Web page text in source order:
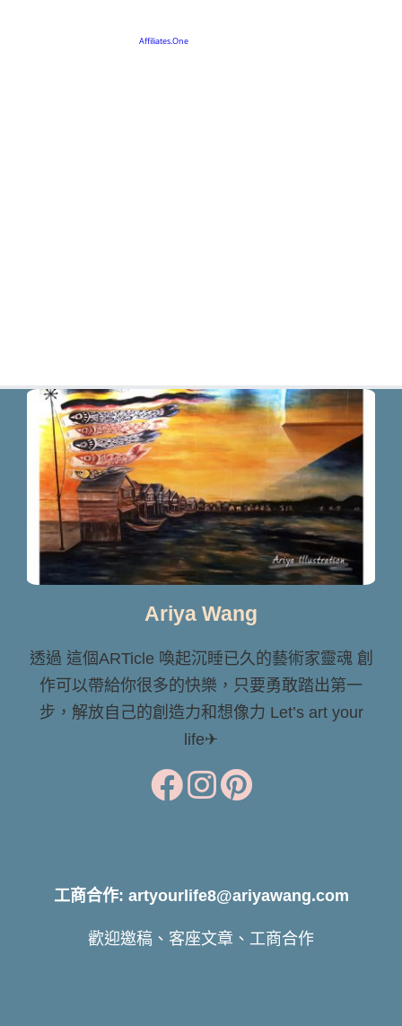
Ariya Wang
透過 這個ARTicle 喚起沉睡已久的藝術家靈魂 創
作可以帶給你很多的快樂，只要勇敢踏出第一
步，解放自己的創造力和想像力 Let’s art your
life✈
工商合作: artyourlife8@ariyawang.com
歡迎邀稿、客座文章、工商合作